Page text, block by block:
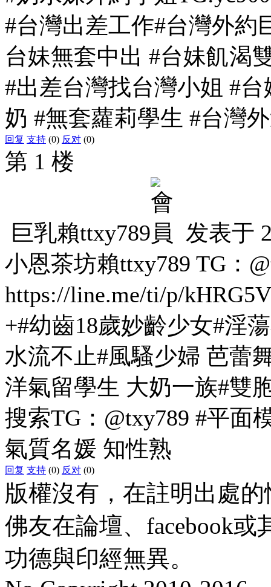
#台灣出差工作#台灣外約
台妹無套中出 #台妹飢渴
#出差台灣找台灣小姐 #台
奶 #無套蘿莉學生 #台灣
回复 支持 (0) 反对 (0)
第 1 楼
巨乳賴ttxy789 发表于
小恩茶坊賴ttxy789 TG：
https://line.me/ti/p/
+#幼齒18歲妙齡少女#淫
水流不止#風騷少婦 芭蕾
洋氣留學生 大奶一族#雙
搜索TG：@txy789 #平面
氣質名媛 知性熟
回复 支持 (0) 反对 (0)
版權沒有，在註明出處
佛友在論壇、facebook
功德與印經無異。